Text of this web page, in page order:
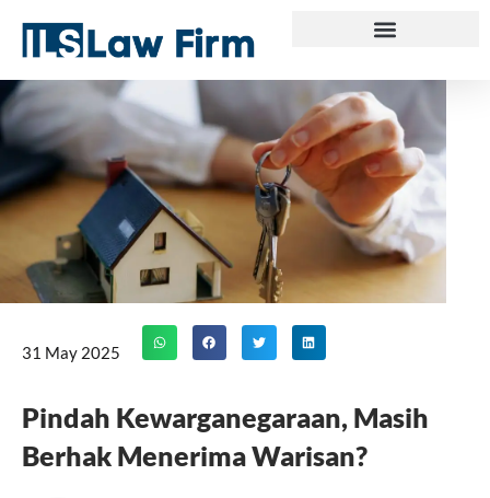
content
31 May 2025
Pindah Kewarganegaraan, Masih
Berhak Menerima Warisan?